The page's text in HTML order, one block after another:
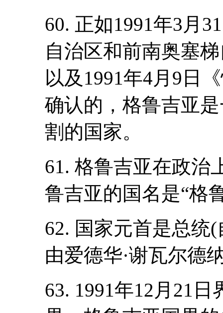
60. 正如1991年3月
自治区和前南奥塞
以及1991年4月9日
确认的，格鲁吉亚
割的国家。
61. 格鲁吉亚在政治
鲁吉亚的国名是“格
62. 国家元首是总统
由爱德华·谢瓦尔德
63. 1991年12月21